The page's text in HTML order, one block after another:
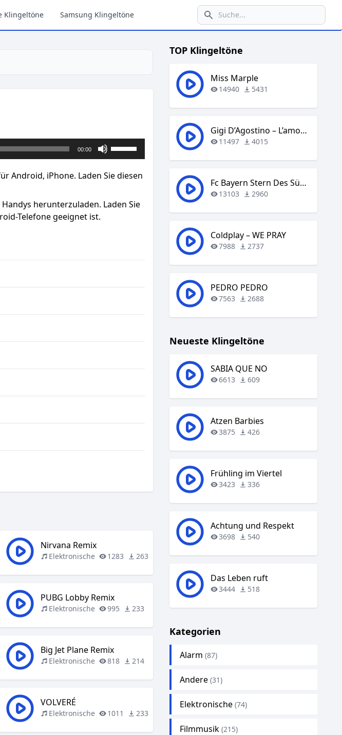
Klingeltöne Samsung Klingeltöne
00:00
um
Lautstärke
Android, iPhone. Laden Sie diesen
herunterzuladen. Laden Sie
Telefone geeignet ist.
Nirvana Remix
Elektronische 1283 263
PUBG Lobby Remix
Elektronische 995 233
Big Jet Plane Remix
Elektronische 818 214
VOLVERÉ
Elektronische 1011 233
TOP Klingeltöne
Miss Marple
14940 5431
Gigi D’Agostino – L’amour Toujours
11497 4015
Fc Bayern Stern Des Südens
13103 2960
Coldplay – WE PRAY
7988 2737
PEDRO PEDRO
7563 2688
Neueste Klingeltöne
SABIA QUE NO
6613 609
Atzen Barbies
3875 426
Frühling im Viertel
3423 336
Achtung und Respekt
3698 540
Das Leben ruft
3444 518
Kategorien
Alarm (87)
Andere (31)
Elektronische (74)
Filmmusik (215)